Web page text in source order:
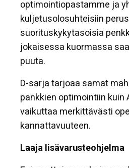
optimointiopastamme ja
kuljetusolosuhteisiin
suorituskykytasoisia
jokaisessa kuormassa
puuta.
D-sarja tarjoaa samat
pankkien optimointiin kuin
vaikuttaa merkittävästi
kannattavuuteen.
Laaja lisävarusteohjelma